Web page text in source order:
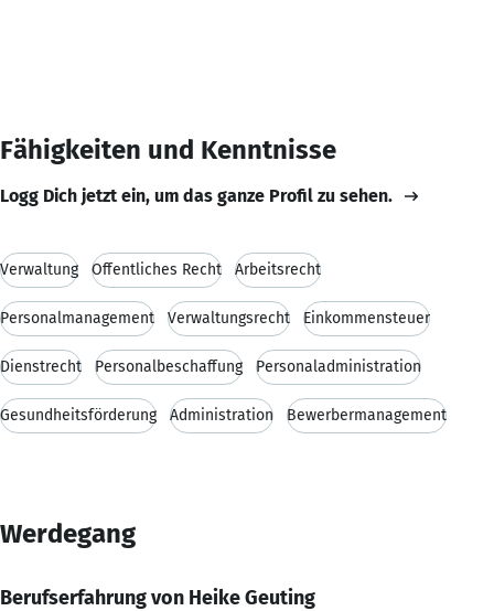
Fähigkeiten und Kenntnisse
Logg Dich jetzt ein, um das ganze Profil zu sehen.
Verwaltung Öffentliches Recht Arbeitsrecht
Personalmanagement Verwaltungsrecht Einkommensteuer
Dienstrecht Personalbeschaffung Personaladministration
Gesundheitsförderung Administration Bewerbermanagement
Werdegang
Berufserfahrung von Heike Geuting